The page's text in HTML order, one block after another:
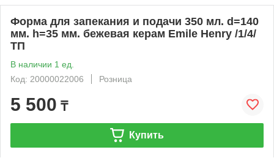
Форма для запекания и подачи 350 мл. d=140
мм. h=35 мм. бежевая керам Emile Henry /1/4/
ТП
В наличии 1 ед.
Код: 20000022006
Розница
5 500 ₸
Купить